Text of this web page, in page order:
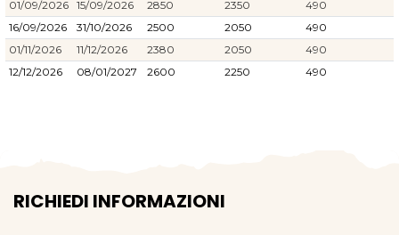
01/09/2026 15/09/2026 2850 2350
490
16/09/2026
31/10/2026 2500 2050
490
01/11/2026
11/12/2026 2380 2050
490
12/12/2026
08/01/2027 2600 2250 490
RICHIEDI INFORMAZIONI